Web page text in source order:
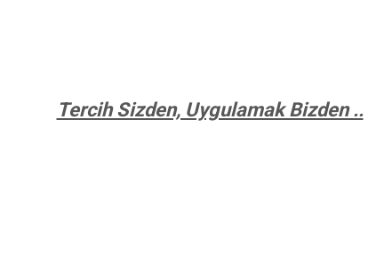
Tercih Sizden, Uygulamak Bizden ..